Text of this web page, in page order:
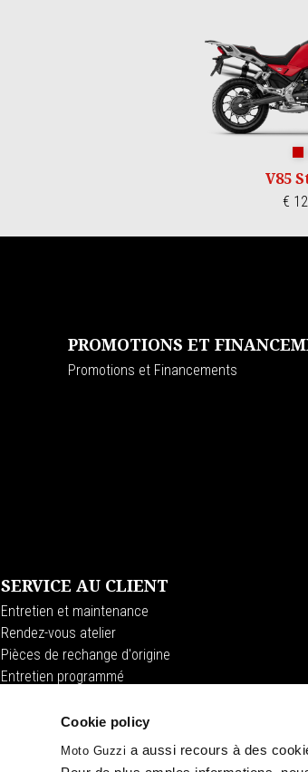
Cookie policy
Moto Guzzi a aussi recours à des
V85
€
PROMOTIONS ET
Promotions et Financements
SERVICE AU CLIENT
Entretien et maintenance
Rendez-vous atelier
Pièces de rechange d'origine
Entretien programmé
Assistance routière
Financement
Assurance